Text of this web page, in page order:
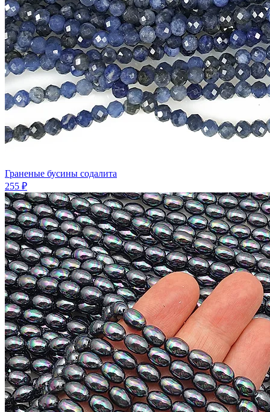
Граненые бусины содалита
255 ₽